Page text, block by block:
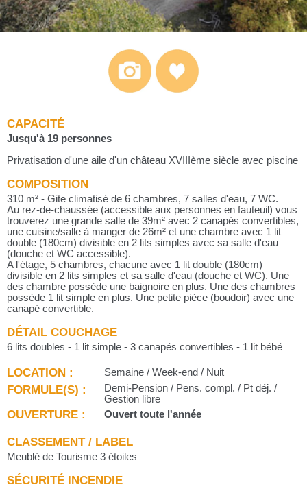
CAPACITÉ
Jusqu'à 19 personnes
Privatisation d'une aile d'un château XVIIIème siècle avec piscine
COMPOSITION
310 m² - Gite climatisé de 6 chambres, 7 salles d'eau, 7 WC.
Au rez-de-chaussée (accessible aux personnes en fauteuil) vous
trouverez une grande salle de 39m² avec 2 canapés convertibles,
une cuisine/salle à manger de 26m² et une chambre avec 1 lit
double (180cm) divisible en 2 lits simples avec sa salle d'eau
(douche et WC accessible).
A l'étage, 5 chambres, chacune avec 1 lit double (180cm)
divisible en 2 lits simples et sa salle d'eau (douche et WC). Une
des chambre possède une baignoire en plus. Une des chambres
possède 1 lit simple en plus. Une petite pièce (boudoir) avec une
canapé convertible.
DÉTAIL COUCHAGE
6 lits doubles - 1 lit simple - 3 canapés convertibles - 1 lit bébé
LOCATION : Semaine / Week-end / Nuit
FORMULE(S) :
Demi-Pension / Pens. compl. / Pt déj. /
Gestion libre
OUVERTURE : Ouvert toute l'année
CLASSEMENT / LABEL
Meublé de Tourisme 3 étoiles
SÉCURITÉ INCENDIE